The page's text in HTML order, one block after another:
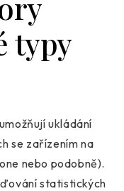
typy
ukládání
se zařízením na
nebo podobně).
statistických